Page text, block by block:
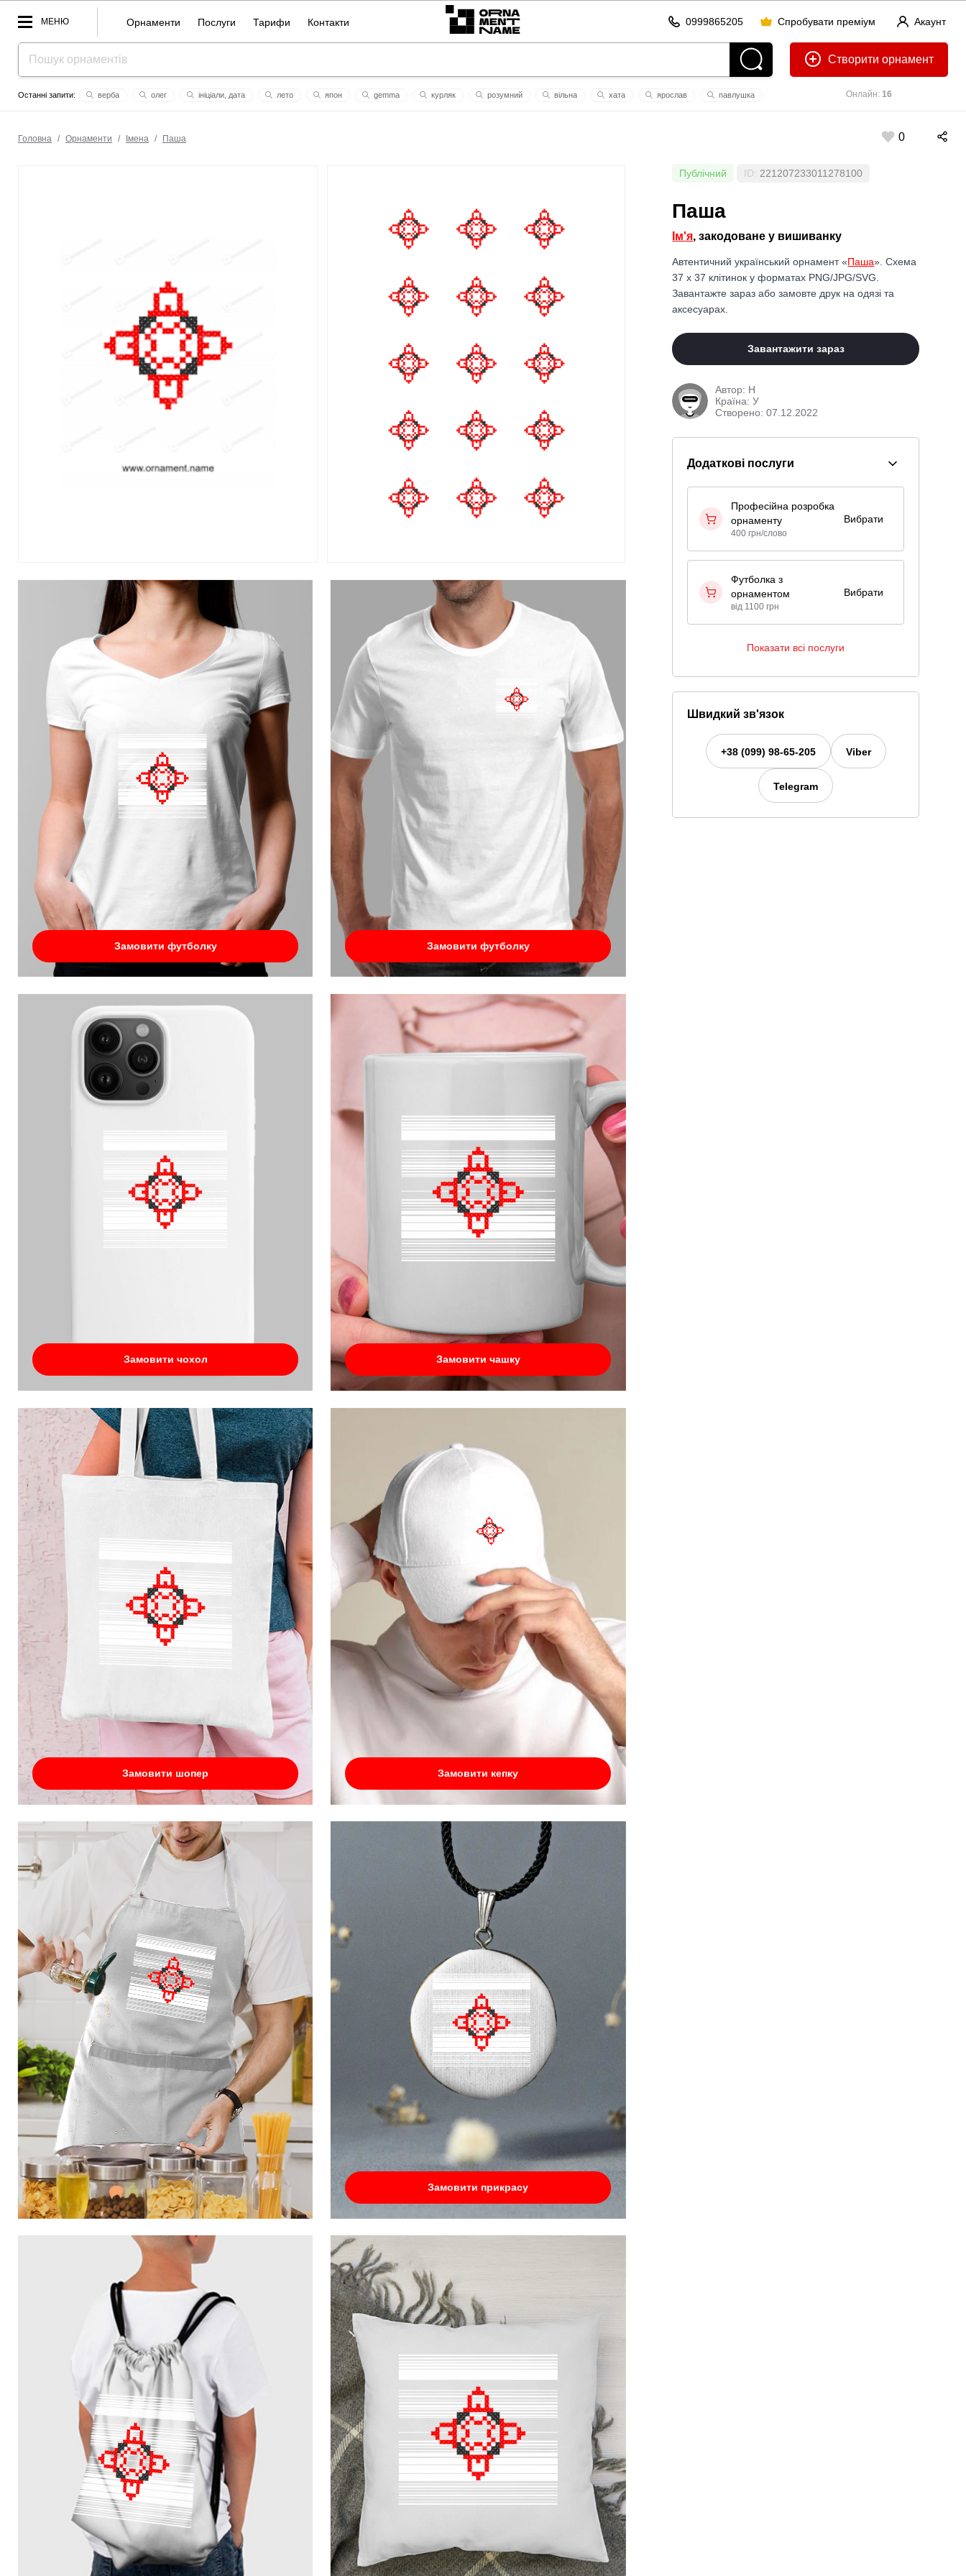
МЕНЮ Орнаменти Послуги Тарифи Контакти Акаунт
0999865205 Спробувати преміум
Створити
Онлайн: 16
верба олег ініціали, дата лето япон gеmma курляк розумний вiльнa хата ярослaв
павлушка
Головна / Орнаменти / Імена / Паша 0
Замовити футболку Замовити футболку
Замовити чохол Замовити чашку
Замовити шопер Замовити кепку
Замовити прикрасу
Публічний ID: 221207233011278100
Паша
Ім'я, закодоване у вишиванку
Автентичний український орнамент «Паша». Схема
37 x 37 клітинок у форматах PNG/JPG/SVG.
Завантажте зараз або замовте друк на одязі та
аксесуарах.
Завантажити зараз
Автор: Н
Країна: У
Створено: 07.12.2022
Додаткові послуги
Професійна розробка
орнаменту
400 грн/слово
Вибрати
Футболка з
орнаментом
від 1100 грн
Вибрати
Показати всі послуги
Швидкий зв'язок
+38 (099) 98-65-205 Viber
Telegram